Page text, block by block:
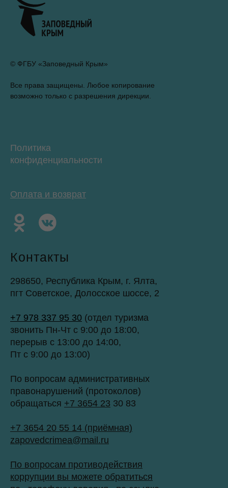
Политика
конфиденциальности
Оплата и возврат
Контакты
298650, Республика Крым, г. Ялта,
пгт Советское, Долосское шоссе, 2
+7 978 337 95 30 (отдел туризма
звонить Пн-Чт с 9:00 до 18:00,
перерыв с 13:00 до 14:00,
Пт с 9:00 до 13:00)
По вопросам административных
правонарушений (протоколов)
обращаться +7 3654 23 30 83
+7 3654 20 55 14 (приёмная)
zapovedcrimea@mail.ru
По вопросам противодействия
коррупции вы можете обратиться
© ФГБУ «Заповедный Крым»
Все права защищены. Любое копирование
возможно только с разрешения дирекции.